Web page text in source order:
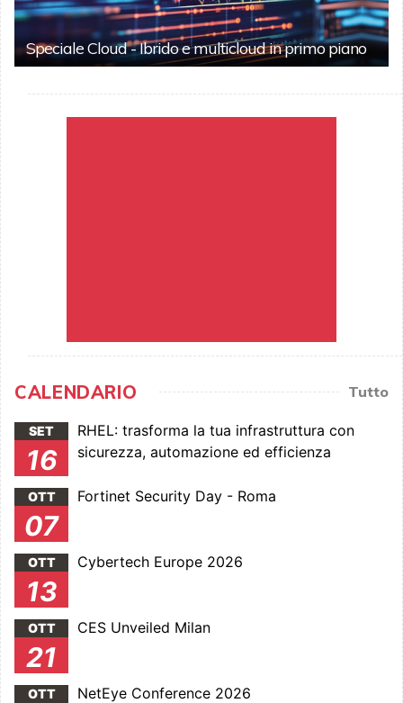
Speciale Cloud - Ibrido e multicloud in primo piano
CALENDARIO Tutto
SET
16
RHEL: trasforma la tua infrastruttura con
sicurezza, automazione ed efficienza
OTT
07
Fortinet Security Day - Roma
OTT
13
Cybertech Europe 2026
OTT
21
CES Unveiled Milan
OTT NetEye Conference 2026